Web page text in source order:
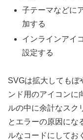
子テーマなどに
加する
インラインアイ
設定する
SVGは拡大してもぼ
ンド用のアイコンに
ルの中に余計なスク
とエラーの原因にな
ルなコードにしてお